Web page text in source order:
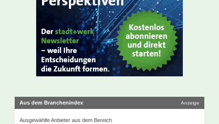
Aus dem Branchenindex Anzeige
Ausgewählte Anbieter aus dem Bereich